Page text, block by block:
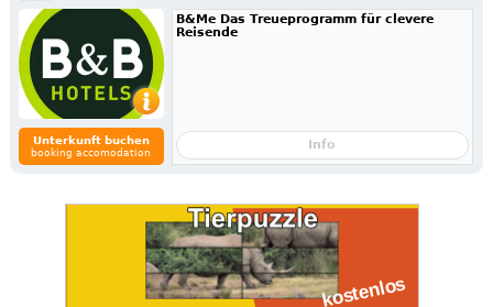
Unterkunft buchen
booking accomodation
B&Me Das Treueprogramm für clevere
Reisende
Info